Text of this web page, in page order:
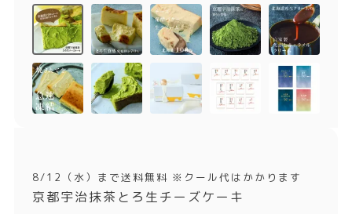
メルマガ会員様限定
toroa夏のアウトレッ
トセール
お誕生日セット
手さげ袋
季節限定
¥2,000〜¥3,999
〜¥1,999
8/12（水）まで送料無料 ※クール代はかかります
京都宇治抹茶とろ生チーズケーキ